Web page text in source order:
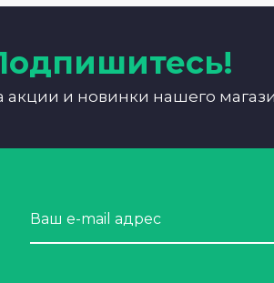
акции и новинки нашего